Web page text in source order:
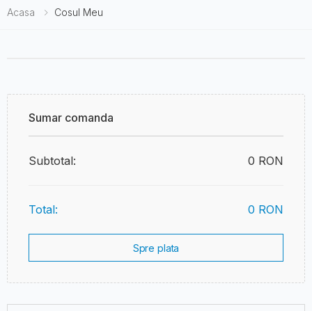
Acasa Cosul Meu
Sumar comanda
Subtotal: 0 RON
Total: 0 RON
Spre plata